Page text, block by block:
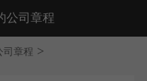
公司章程
司章程 >